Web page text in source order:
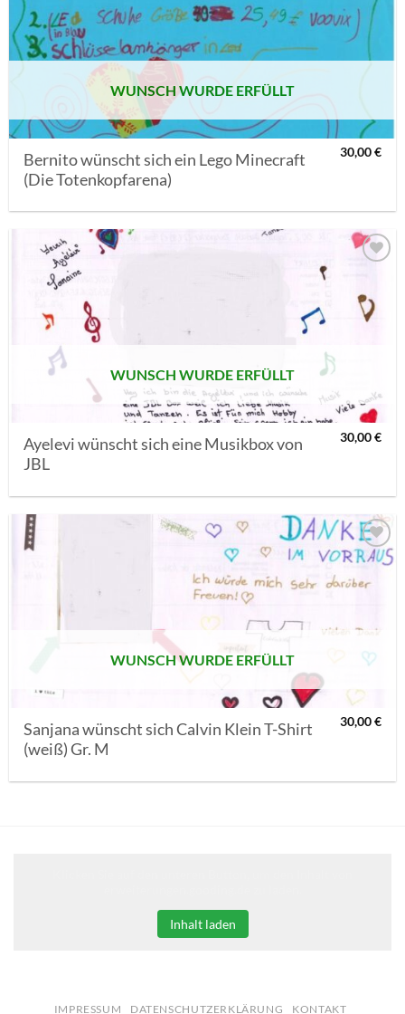
MERKLISTE
SETZEN
WUNSCH WURDE ERFÜLLT
Bernito wünscht sich ein Lego Minecraft
(Die Totenkopfarena)
30,00€
AUF MEINE
MERKLISTE
SETZEN
WUNSCH WURDE ERFÜLLT
Ayelevi wünscht sich eine Musikbox von
JBL
30,00€
AUF MEINE
MERKLISTE
SETZEN
WUNSCH WURDE ERFÜLLT
Sanjana wünscht sich Calvin Klein T-Shirt
(weiß) Gr. M
30,00€
Inhalt laden
IMPRESSUM DATENSCHUTZERKLÄRUNG KONTAKT